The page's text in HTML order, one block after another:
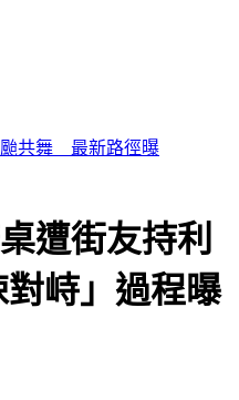
韓國同步LIVE看愛豆夏日
遭街友持利
峙」過程曝